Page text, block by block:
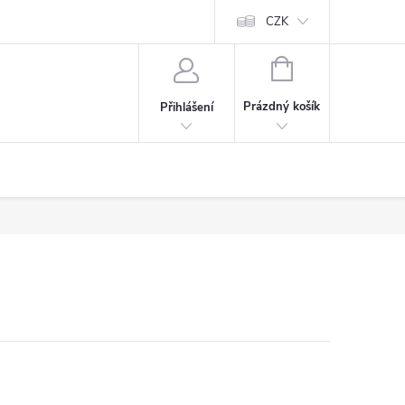
CZK
Přihlášení
NÁKUPNÍ
Prázdný košík